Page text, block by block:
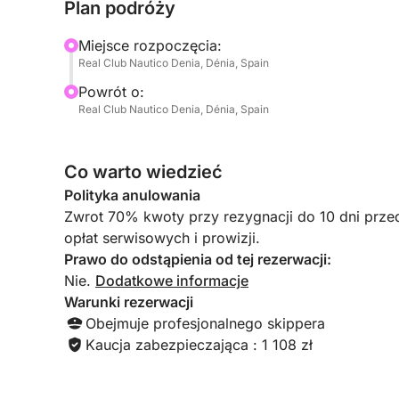
Ta wycieczka dostosowana jest do Twoich
strzeżonymi sekretami.
Idealne dla grup przyjaciół, rodzin lub par, to
między przygodą a relaksem. Wdychaj słone
Niepowtarzalny sposób na obcowanie z naturą,
krajobrazami regionu.
Plan podróży
Miejsce rozpoczęcia:
Real Club Nautico Denia, Dénia, Spain
Powrót o:
Real Club Nautico Denia, Dénia, Spain
Co warto wiedzieć
Polityka anulowania
Zwrot 70% kwoty przy rezygnacji do 10 dni
opłat serwisowych i prowizji.
Prawo do odstąpienia od tej rezerwacji:
Nie. Dodatkowe informacje
Warunki rezerwacji
Obejmuje profesjonalnego skippera
Kaucja zabezpieczająca : 1 108 zł